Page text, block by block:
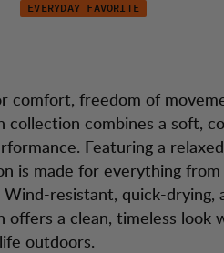
EVERYDAY FAVORITE
comfort, freedom of
collection combines a soft,
Featuring a
is made for everything
resistant, quick-
offers a clean, timeless
outdoors.